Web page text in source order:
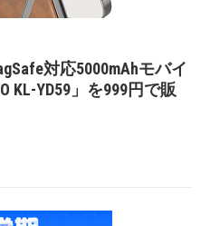
対応5000mAhモバイ
KL-YD59」を999円で販